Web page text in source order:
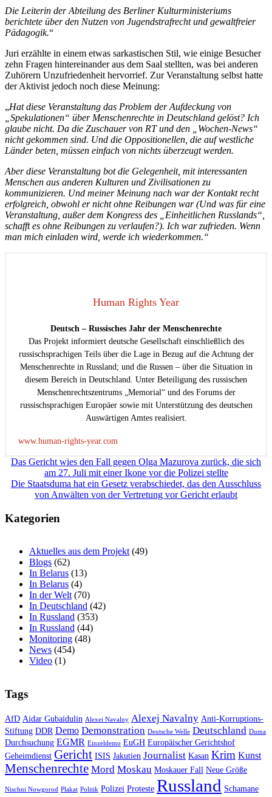
Die Leiterin der Abteilung des Berliner Kulturministeriums
berichtete über den Nutzen von Jugendstrafrecht und gewaltfreier
Pädagogik.“
Juri erzählte in einem etwas sarkastischen Stil, wie einige Besucher
zehn Fragen hintereinander aus dem Saal stellten, was bei anderen
Zuhörern Unzufriedenheit hervorrief. Zur Veranstaltung selbst hatte
der Aktivist jedoch noch diese Meinung:
„Hat diese Veranstaltung das Problem der Aufdeckung von
„Spekulationen“ über Menschenrechte in Deutschland gelöst? Ich
glaube nicht. Da die Zuschauer von RT und den „Wochen-News“
nicht gekommen sind. Und die Oppositionellen, die auf westliche
Länder beten, müssen einfach von nichts überzeugt werden.
Aber diese Veranstaltung bot die Gelegenheit, mit interessanten
Menschen aus anderen Kulturen und Zivilisationen zu
kommunizieren. Und meiner Meinung nach war der Kontakt recht
erfolgreich, obwohl er nicht ohne Reibungen war (Und was für eine
Veranstaltung, außer dem Kongress des „Einheitlichen Russlands“,
schafft es ohne Reibungen zu verlaufen?). Ich war zufrieden. Wenn
man mich einladen wird, werde ich wiederkommen.“
Human Rights Year
Deutsch – Russisches Jahr der Menschenrechte
Das Projekt informiert deutsche Gesellschaft einschließlich des
russischsprachigen Teils über die Lage in Bezug auf die Achtung der
Menschenrechte in Russland; und die Russen – über die Situation in
diesem Bereich in Deutschland. Unter Beteiligung des russischen
Menschenrechtszentrums „Memorial“ und des Forums der
russischsprachigen Europäer sowie mit Unterstützung des deutschen
Auswärtigen Amtes realisiert.
www.human-rights-year.com
Beitragsnavigation
Das Gericht wies den Fall gegen Olga Mazurova zurück, die sich
am 27. Juli mit einer Ikone vor die Polizei stellte
Die Staatsduma hat ein Gesetz verabschiedet, das den Ausschluss
von Anwälten von der Vertretung vor Gericht erlaubt
Kategorien
Aktuelles aus dem Projekt(49)
Blogs (62)
In Belarus (13)
In Belarus (4)
In der Welt(70)
In Deutschland (42)
In Russland (353)
In Russland (44)
Monitoring (48)
News (454)
Video (1)
Tags
AfD Aidar Gubaidulin Alexei Navalny Alexej Navalny Anti-Korruptions-
Stiftung DDR Demo Demonstration Deutsche Welle Deutschland Duma
Durchsuchung EGMR Einzeldemo EuGH Europäischer Gerichtshof
Geheimdienst Gericht ISIS Jakutien Journalist Kasan Krim Kunst
Menschenrechte Mord Moskau Moskauer Fall Neue Größe
Nischni Nowgorod Plakat Politik Polizei Proteste Russland Schamane